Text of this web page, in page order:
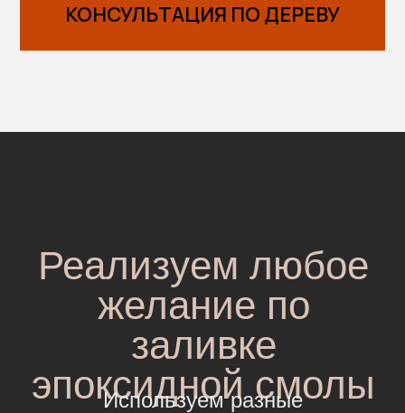
КОНСУЛЬТАЦИЯ ПО ДЕРЕВУ
Реализуем любое
желание по
заливке
эпоксидной смолы
Используем разные